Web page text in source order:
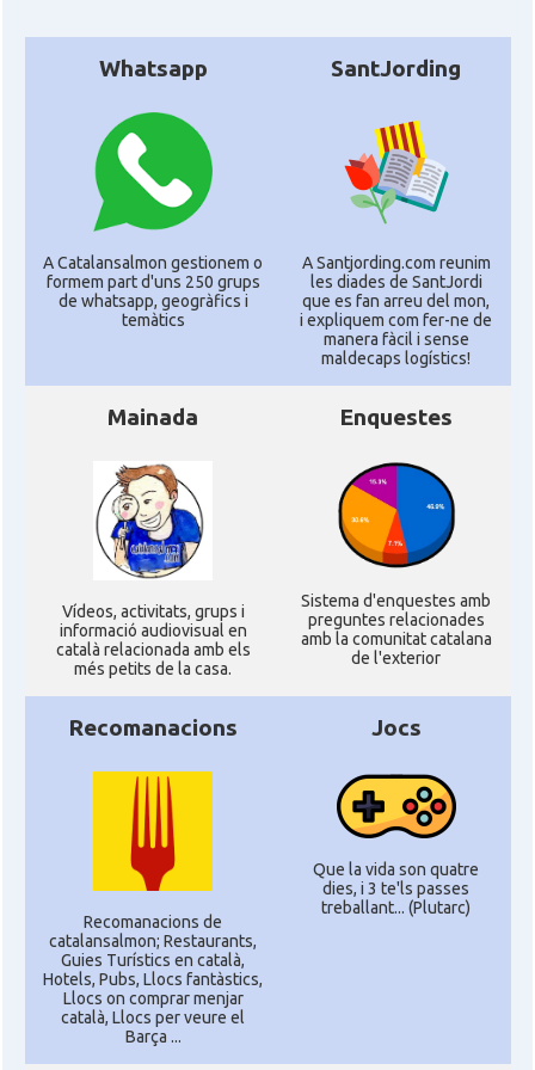
CAMON
CAMON Catalans a Rouen
CAMON Catalans a STRASBOURG
CAMON Catalans a Toulouse
CAMON Catalans a TROYES
Casal
Strasbourg-Ortenau
Casal
Casal Català de Grenoble (Maison de
Catalogne)
Blanc\"
Casal
Casal Català de Tolosa de
Llenguadoc
Centre Català d'Occitània
Casal
Centre Cultural Català - Casal Jaume
Casal Cercle Català de Marsella
Acció Oficina d'ACCIÓ Paris
Whatsapp
A Catalansalmon gestionem o
formem part d'uns 250 grups
de whatsapp, geogràfics i
temàtics
SantJording
A Santjording.com reunim
les diades de SantJordi
que es fan arreu del mon,
i expliquem com fer-ne de
manera fàcil i sense
maldecaps logí­stics!
Mainada
Ví­deos, activitats, grups i
informació audiovisual en
català relacionada amb els
més petits de la casa.
Enquestes
Sistema d'enquestes amb
preguntes relacionades
amb la comunitat catalana
de l'exterior
Recomanacions
Recomanacions de
catalansalmon; Restaurants,
Guies Turístics en català,
Hotels, Pubs, Llocs fantàstics,
Llocs on comprar menjar
català, Llocs per veure el
Barça ...
Jocs
Que la vida son quatre
dies, i 3 te'ls passes
treballant... (Plutarc)